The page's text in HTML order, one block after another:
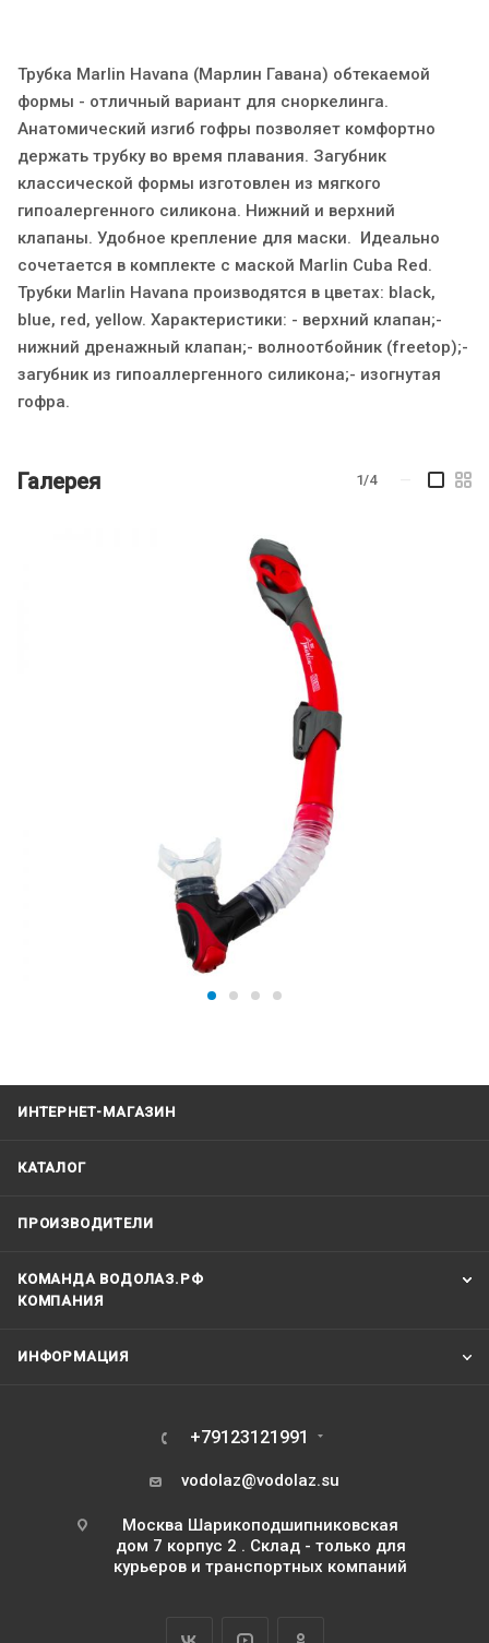
Трубка Marlin Havana (Марлин Гавана) обтекаемой
формы - отличный вариант для сноркелинга.
Анатомический изгиб гофры позволяет комфортно
держать трубку во время плавания. Загубник
классической формы изготовлен из мягкого
гипоалергенного силикона. Нижний и верхний
клапаны. Удобное крепление для маски. Идеально
сочетается в комплекте с маской Marlin Cuba Red.
Трубки Marlin Havana производятся в цветах: black,
blue, red, yellow. Характеристики: - верхний клапан;-
нижний дренажный клапан;- волноотбойник (freetop);-
загубник из гипоаллергенного силикона;- изогнутая
гофра.
Галерея 1/4
ИНТЕРНЕТ-МАГАЗИН
КАТАЛОГ
ПРОИЗВОДИТЕЛИ
КОМАНДА ВОДОЛАЗ.РФ
КОМПАНИЯ
ИНФОРМАЦИЯ
+79123121991
vodolaz@vodolaz.su
Москва Шарикоподшипниковская
дом 7 корпус 2 . Склад - только для
курьеров и транспортных компаний